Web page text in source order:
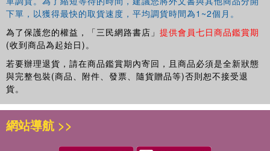
下單，以獲得最快的取貨速度，平均調貨時間為1~2個月。
為了保護您的權益，「三民網路書店」 提供會員七日商品鑑賞期
(收到商品為起始日)。
若要辦理退貨，請在商品鑑賞期內寄回，且商品必須是全新狀態
與完整包裝(商品、附件、發票、隨貨贈品等)否則恕不接受退
貨。
網站導航 >>